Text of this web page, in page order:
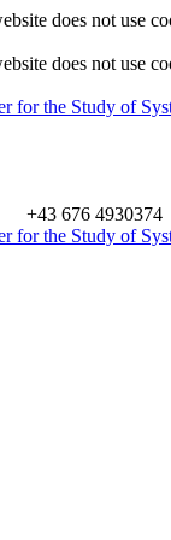
does not use
does not use
+43 676 4930374